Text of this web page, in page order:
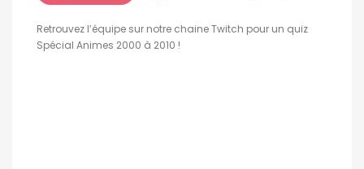
Retrouvez l’équipe sur notre chaine Twitch pour un quiz
Spécial Animes 2000 à 2010 !